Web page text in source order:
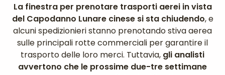
La finestra per prenotare trasporti aerei in vista
del Capodanno Lunare cinese si sta chiudendo, e
alcuni spedizionieri stanno prenotando stiva aerea
sulle principali rotte commerciali per garantire il
trasporto delle loro merci. Tuttavia, gli analisti
avvertono che le prossime due-tre settimane